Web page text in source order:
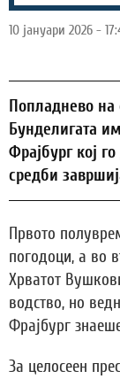
10 јануари 2026 -
Попладнево на
Бунделигата
Фрајбург кој
средби
Првото
погодоци, а во
Хрватот
водство, но
Фрајбург
За целосеен